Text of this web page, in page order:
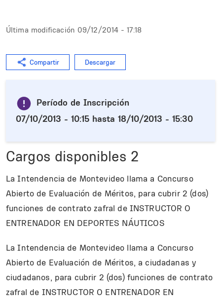
Última modificación 09/12/2014 - 17:18
Compartir Descargar
Período de Inscripción
07/10/2013 - 10:15 hasta 18/10/2013 - 15:30
Cargos disponibles 2
La Intendencia de Montevideo llama a Concurso
Abierto de Evaluación de Méritos, para cubrir 2 (dos)
funciones de contrato zafral de INSTRUCTOR O
ENTRENADOR EN DEPORTES NÁUTICOS
La Intendencia de Montevideo llama a Concurso
Abierto de Evaluación de Méritos, a ciudadanas y
ciudadanos, para cubrir 2 (dos) funciones de contrato
zafral de INSTRUCTOR O ENTRENADOR EN